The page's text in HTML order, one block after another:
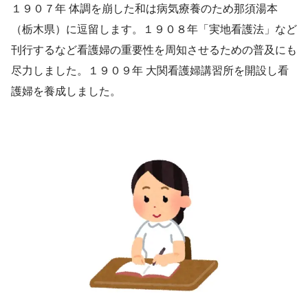
１９０７年 体調を崩した和は病気療養のため那須湯本
（栃木県）に逗留します。１９０８年「実地看護法」など
刊行するなど看護婦の重要性を周知させるための普及にも
尽力しました。１９０９年 大関看護婦講習所を開設し看
護婦を養成しました。